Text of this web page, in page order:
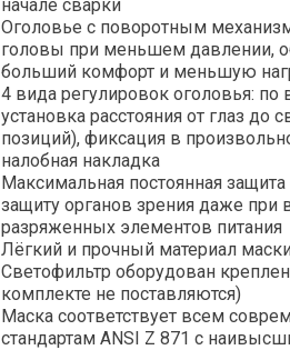
начале сварки
Оголовье с поворотным
головы при меньшем давлении,
больший комфорт и меньшую
4 вида регулировок оголовья:
установка расстояния от глаз до
позиций), фиксация в
налобная накладка
Максимальная постоянная
защиту органов зрения даже
разряженных элементов питания
Лёгкий и прочный материал
Светофильтр оборудован
комплекте не поставляются)
Маска соответствует всем
стандартам ANSI Z 871 c